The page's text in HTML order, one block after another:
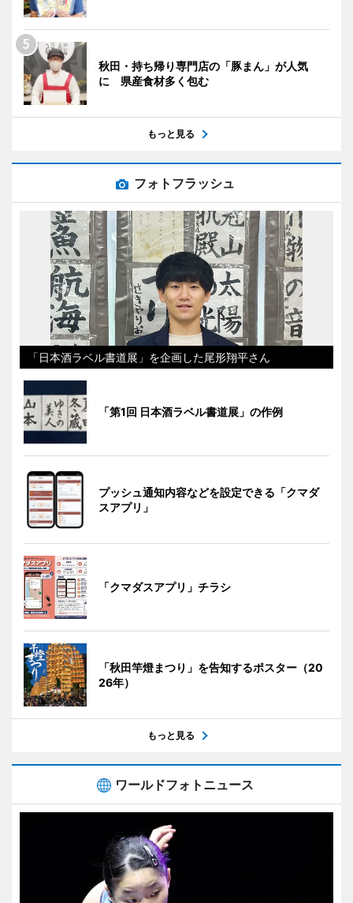
秋田・持ち帰り専門店の「豚まん」が人気
に 県産食材多く包む
もっと見る
フォトフラッシュ
「日本酒ラベル書道展」を企画した尾形翔平さん
「第1回 日本酒ラベル書道展」の作例
プッシュ通知内容などを設定できる「クマダ
スアプリ」
「クマダスアプリ」チラシ
「秋田竿燈まつり」を告知するポスター（20
26年）
もっと見る
ワールドフォトニュース